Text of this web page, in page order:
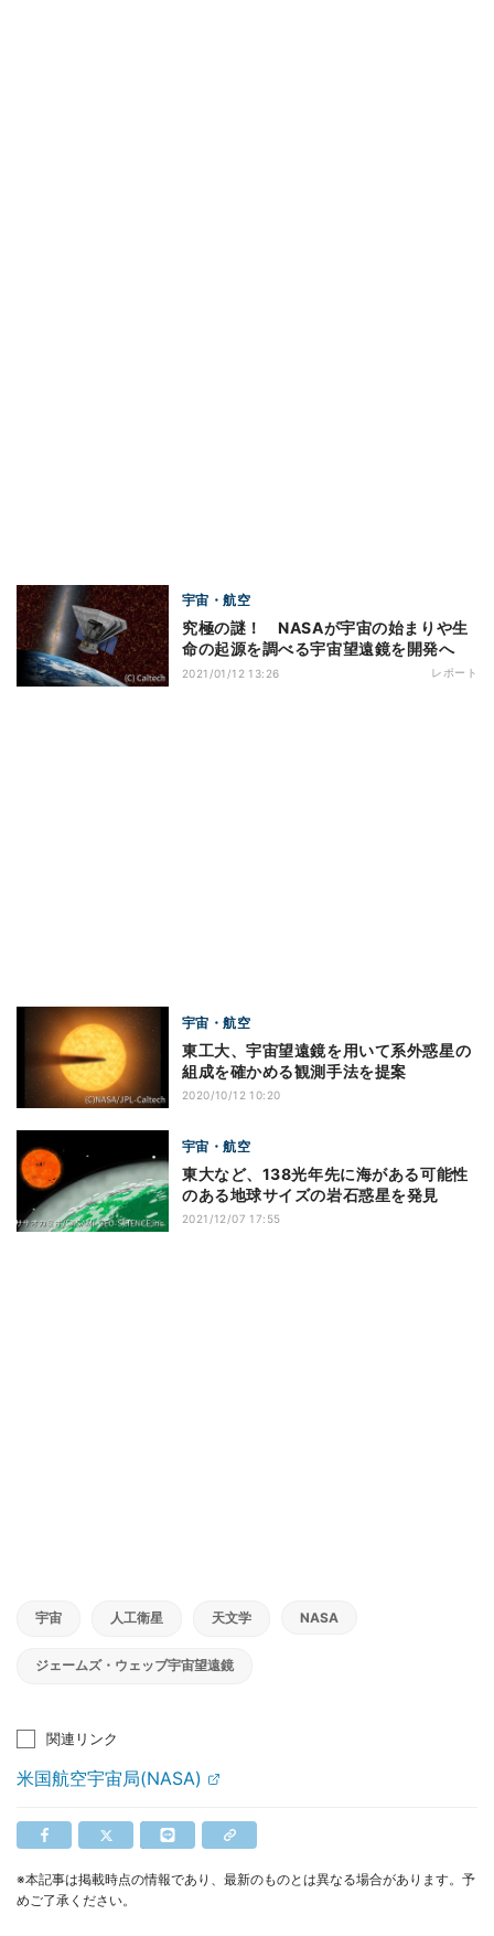
宇宙・航空
究極の謎！ NASAが宇宙の始まりや生
命の起源を調べる宇宙望遠鏡を開発へ
2021/01/12 13:26 レポート
宇宙・航空
東工大、宇宙望遠鏡を用いて系外惑星の
組成を確かめる観測手法を提案
2020/10/12 10:20
宇宙・航空
東大など、138光年先に海がある可能性
のある地球サイズの岩石惑星を発見
2021/12/07 17:55
宇宙 人工衛星 天文学 NASA
ジェームズ・ウェッブ宇宙望遠鏡
関連リンク
米国航空宇宙局(NASA)
※本記事は掲載時点の情報であり、最新のものとは異なる場合があります。予
めご了承ください。